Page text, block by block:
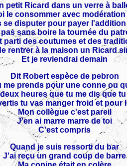
petit Ricard dans un verre à
le consommer avec
se disputer pour payer
sans boire la tournée du
parti des coutumes et des
rentrer à la maison un Ricard
Et je reviendrai demain
Dit Robert espèce de pebron
me prends pour une conne ou
heures que tu me dis que
tu vas manger froid et pour
Mon collègue c'est pareil
J'en ai marre marre de toi
C'est compris
Quand je suis ressorti du bar
J'ai reçu un grand coup de barre